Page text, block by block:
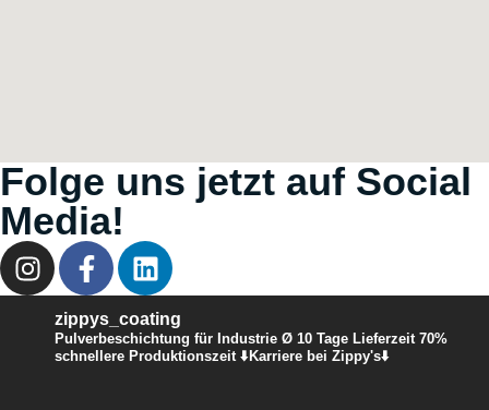
Folge uns jetzt auf Social
Media!
zippys_coating
Pulverbeschichtung für Industrie Ø 10 Tage Lieferzeit70%
schnellere Produktionszeit⬇️Karriere bei Zippy's⬇️